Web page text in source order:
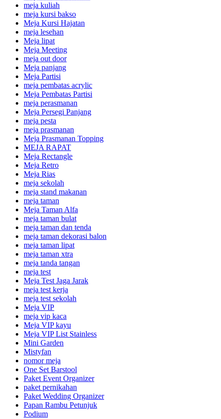
meja kuliah
meja kursi bakso
Meja Kursi Hajatan
meja lesehan
Meja lipat
Meja Meeting
meja out door
Meja panjang
Meja Partisi
meja pembatas acrylic
Meja Pembatas Partisi
meja perasmanan
Meja Persegi Panjang
meja pesta
meja prasmanan
Meja Prasmanan Topping
MEJA RAPAT
Meja Rectangle
Meja Retro
Meja Rias
meja sekolah
meja stand makanan
meja taman
Meja Taman Alfa
meja taman bulat
meja taman dan tenda
meja taman dekorasi balon
meja taman lipat
meja taman xtra
meja tanda tangan
meja test
Meja Test Jaga Jarak
meja test kerja
meja test sekolah
Meja VIP
meja vip kaca
Meja VIP kayu
Meja VIP List Stainless
Mini Garden
Mistyfan
nomor meja
One Set Barstool
Paket Event Organizer
paket pernikahan
Paket Wedding Organizer
Papan Rambu Petunjuk
Podium